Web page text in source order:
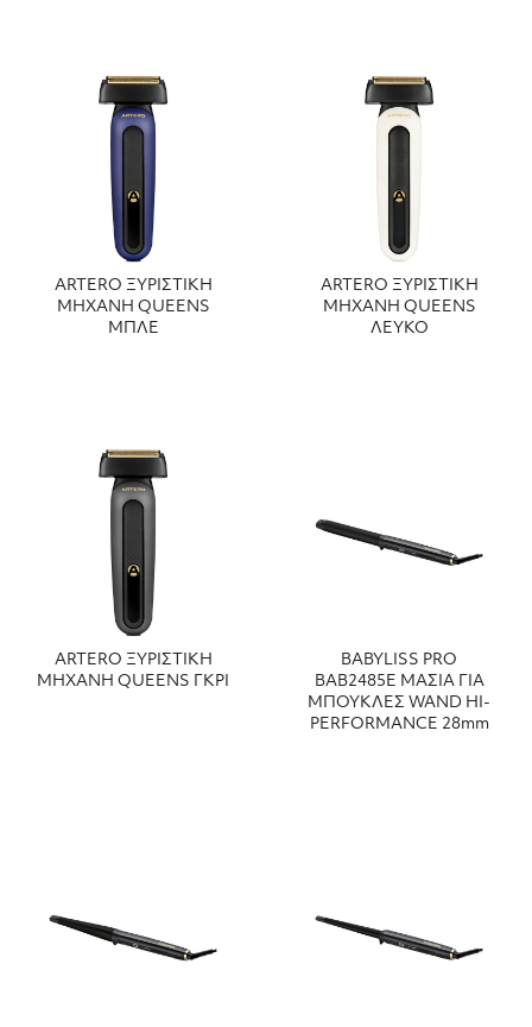
ARTERO ΞΥΡΙΣΤΙΚΗ
ΜΗΧΑΝΗ QUEENS
ΜΠΛΕ
ARTERO ΞΥΡΙΣΤΙΚΗ
ΜΗΧΑΝΗ QUEENS
ΛΕΥΚΟ
ARTERO ΞΥΡΙΣΤΙΚΗ
ΜΗΧΑΝΗ QUEENS ΓΚΡΙ
BABYLISS PRO
ΒΑΒ2485Ε ΜΑΣΙΑ ΓΙΑ
ΜΠΟΥΚΛΕΣ WAND HI-
PERFORMANCE 28mm